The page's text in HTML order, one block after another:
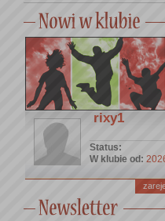
rixy1
Status:
W klubie od: